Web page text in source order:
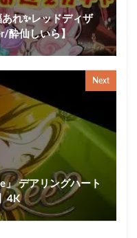
れ✨レッドディザ
酔仙しいら】
Next
」 デアリングハート
4K